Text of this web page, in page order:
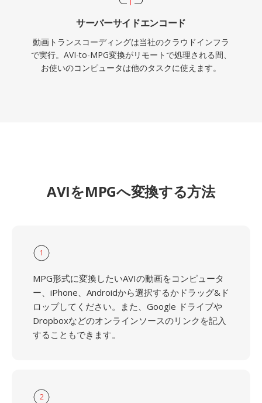
サーバーサイドエンコード
動画トランスコーディングは当社のクラウドインフラ
で実行。AVI-to-MPG変換がリモートで処理される間、
お使いのコンピュータは他のタスクに使えます。
AVIをMPGへ変換する方法
1
MPG形式に変換したいAVIの動画をコンピュータ
ー、iPhone、Androidから選択するかドラッグ&ド
ロップしてください。また、Google ドライブや
Dropboxなどのオンラインソースのリンクを記入
することもできます。
2